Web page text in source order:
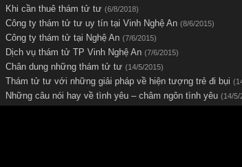
Khi cần thuê thám tử tư (6/8/2018)
Công ty thám tử tư uy tín tại Vinh Nghệ An (8/6/2015)
Công ty thám tử tại Nghệ An (7/6/2015)
Dịch vụ thám tử TP Vinh Nghệ An (7/6/2015)
Chân dung những thám tử tư (14/5/2015)
Thám tử tư với những giải pháp về hiện tượng trẻ đi bụi
Những câu nói hay về tình yêu – châm ngôn tình yêu (14/5/